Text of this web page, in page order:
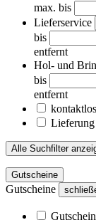
max. bis
Lieferservice
bis
entfernt
Hol- und
bis
entfernt
Alle Suchfilter
Gutscheine
Gutscheine